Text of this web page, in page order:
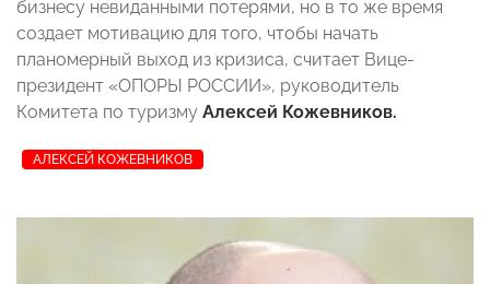
бизнесу невиданными потерями, но в то же время
создает мотивацию для того, чтобы начать
планомерный выход из кризиса, считает Вице-
президент «ОПОРЫ РОССИИ», руководитель
Комитета по туризму Алексей Кожевников.
АЛЕКСЕЙ КОЖЕВНИКОВ